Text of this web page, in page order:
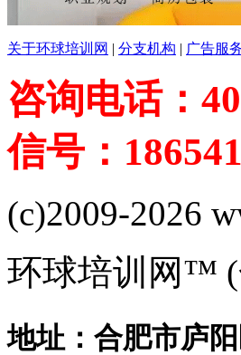
关于环球培训网 | 分支机构 | 广告服
咨询电话：
信号：
(c)2009-2026
环球培训网™
地址：合肥市庐